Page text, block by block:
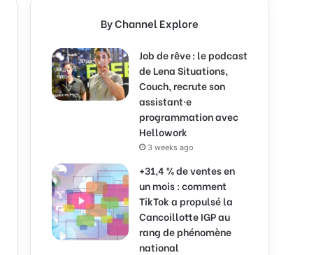
By Channel Explore
Job de rêve : le podcast
de Lena Situations,
Couch, recrute son
assistant·e
programmation avec
Hellowork
3 weeks ago
+31,4 % de ventes en
un mois : comment
TikTok a propulsé la
Cancoillotte IGP au
rang de phénomène
national